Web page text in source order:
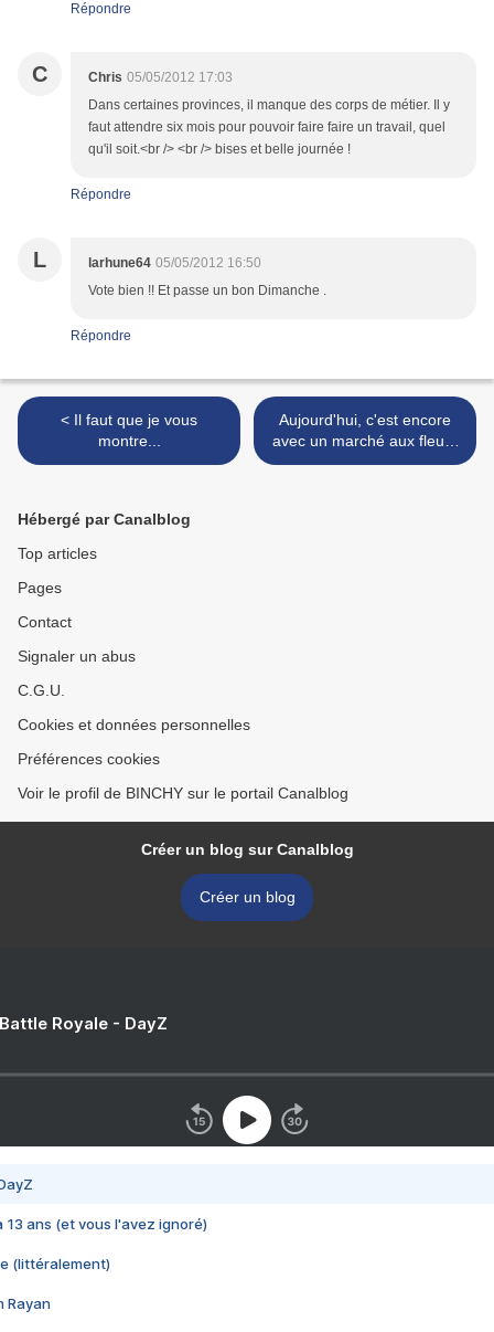
Répondre
C Chris 05/05/2012 17:03
Dans certaines provinces, il manque des corps de métier. Il y
faut attendre six mois pour pouvoir faire faire un travail, quel
qu'il soit.<br /> <br /> bises et belle journée !
Répondre
L larhune64 05/05/2012 16:50
Vote bien !! Et passe un bon Dimanche .
Répondre
< Il faut que je vous
montre...
Aujourd'hui, c'est encore
avec un marché aux fleurs
que je vous souhaite un
Hébergé par Canalblog
Top articles
Pages
Contact
Signaler un abus
C.G.U.
Cookies et données personnelles
Préférences cookies
Voir le profil de BINCHY sur le portail Canalblog
Créer un blog sur Canalblog
Créer un blog
Royale - DayZ
13 ans (et vous l'avez ignoré)
(littéralement)
Rayan